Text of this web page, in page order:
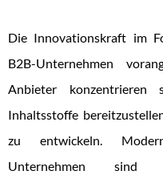
Die Innovationskraft im
B2B-Unternehmen
Anbieter konzentrieren
Inhaltsstoffe
zu entwickeln.
Unternehmen sind